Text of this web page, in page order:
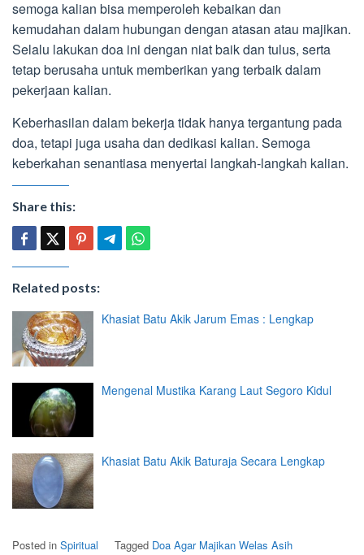
semoga kalian bisa memperoleh kebaikan dan
kemudahan dalam hubungan dengan atasan atau majikan.
Selalu lakukan doa ini dengan niat baik dan tulus, serta
tetap berusaha untuk memberikan yang terbaik dalam
pekerjaan kalian.
Keberhasilan dalam bekerja tidak hanya tergantung pada
doa, tetapi juga usaha dan dedikasi kalian. Semoga
keberkahan senantiasa menyertai langkah-langkah kalian.
Share this:
Related posts:
Khasiat Batu Akik Jarum Emas : Lengkap
Mengenal Mustika Karang Laut Segoro Kidul
Khasiat Batu Akik Baturaja Secara Lengkap
Posted in Spiritual Tagged Doa Agar Majikan Welas Asih